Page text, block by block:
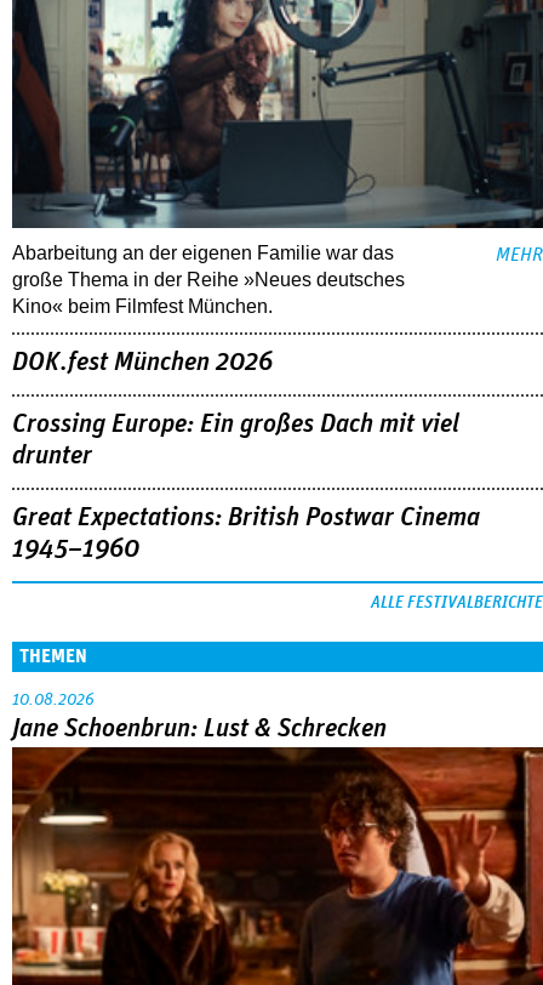
Abarbeitung an der eigenen Familie war das
große Thema in der Reihe »Neues deutsches
Kino« beim Filmfest München.
MEHR
DOK.fest München 2026
Crossing Europe: Ein großes Dach mit viel
drunter
Great Expectations: British Postwar Cinema
1945–1960
ALLE FESTIVALBERICHTE
THEMEN
10.08.2026
Jane Schoenbrun: Lust & Schrecken